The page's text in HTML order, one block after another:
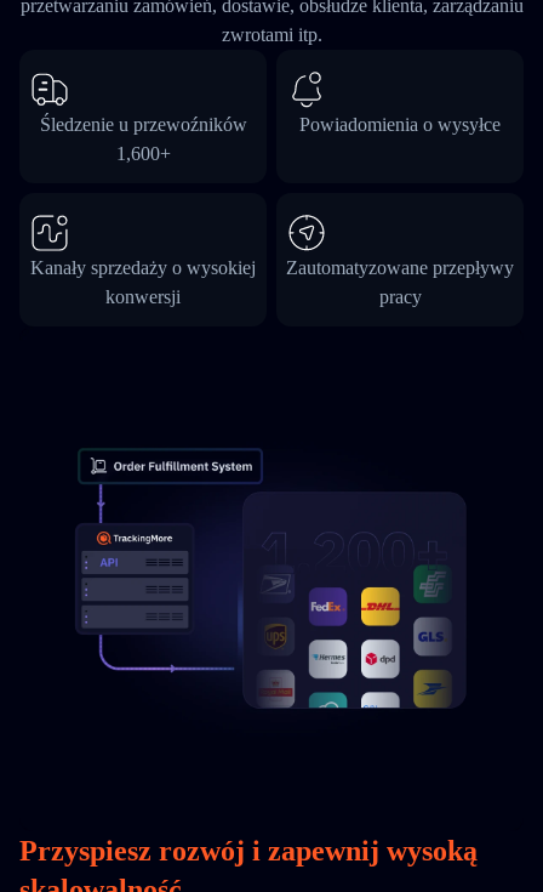
przetwarzaniu zamówień, dostawie, obsłudze klienta, zarządzaniu
zwrotami itp.
Śledzenie u przewoźników
1,600+
Powiadomienia o wysyłce
Kanały sprzedaży o wysokiej
konwersji
Zautomatyzowane przepływy
pracy
Przyspiesz rozwój i zapewnij wysoką